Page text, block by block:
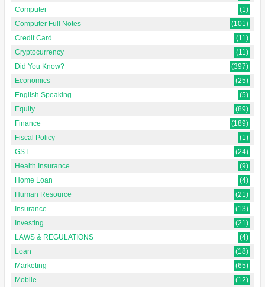
Computer
(1)
Computer Full Notes
(101)
Credit Card
(11)
Cryptocurrency
(11)
Did You Know?
(397)
Economics
(25)
English Speaking
(5)
Equity
(89)
Finance
(189)
Fiscal Policy
(1)
GST
(24)
Health Insurance
(9)
Home Loan
(4)
Human Resource
(21)
Insurance
(13)
Investing
(21)
LAWS & REGULATIONS
(4)
Loan
(18)
Marketing
(65)
Mobile
(12)